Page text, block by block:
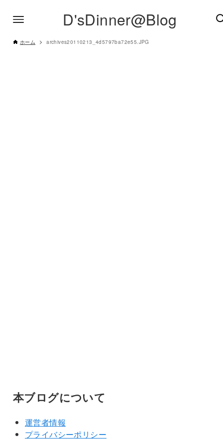
D'sDinner@Blog
ホーム archives20110213_4d5797ba72e55.JPG
本ブログについて
運営者情報
プライバシーポリシー